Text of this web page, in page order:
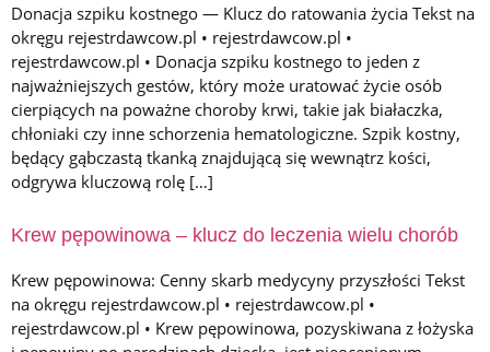
Donacja szpiku kostnego — Klucz do ratowania życia Tekst na
okręgu rejestrdawcow.pl • rejestrdawcow.pl •
rejestrdawcow.pl • Donacja szpiku kostnego to jeden z
najważniejszych gestów, który może uratować życie osób
cierpiących na poważne choroby krwi, takie jak białaczka,
chłoniaki czy inne schorzenia hematologiczne. Szpik kostny,
będący gąbczastą tkanką znajdującą się wewnątrz kości,
odgrywa kluczową rolę […]
Krew pępowinowa – klucz do leczenia wielu chorób
Krew pępowinowa: Cenny skarb medycyny przyszłości Tekst
na okręgu rejestrdawcow.pl • rejestrdawcow.pl •
rejestrdawcow.pl • Krew pępowinowa, pozyskiwana z łożyska